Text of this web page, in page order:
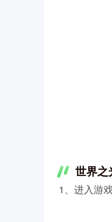
世界之
1、进入游